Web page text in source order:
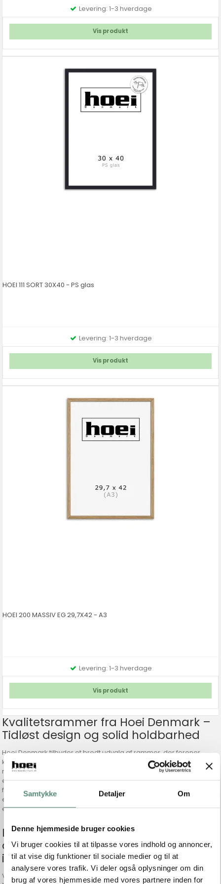
Samtykke Detaljer Om
Denne hjemmeside bruger cookies
Vi bruger cookies til at tilpasse vores indhold og annoncer,
til at vise dig funktioner til sociale medier og til at
analysere vores trafik. Vi deler også oplysninger om din
brug af vores hjemmeside med vores partnere inden for
Levering: 1-3 hverdage
Vis produkt
HOEI 111 SORT 30X40 - PS glas
Levering: 1-3 hverdage
Vis produkt
HOEI 200 MASSIV EG 29,7X42 - A3
Levering: 1-3 hverdage
Vis produkt
Kvalitetsrammer fra Hoei Denmark –
Tidløst design og solid holdbarhed
Hoei Denmark tilbyder et bredt udvalg af rammer, der forener
kvalitet og æstetik. Vores sortiment inkluderer alt fra klassiske sorte
rammer i HOEI 111-serien, tidløse ege-look rammer i HOEI 114 til
elegante hvide rammer i HOEI 115. Til de mere eksklusive behov
finder du vores massive egetræsrammer og mørke massive
egetræsvarianter, som tilfører varme og naturlig elegance til
enhver indretning.
Eksklusive rammer i træ, bambus og
aluminium – Til enhver stil og
indretning
Vi tilbyder også rammer i unikke materialer som bambus (Hoei